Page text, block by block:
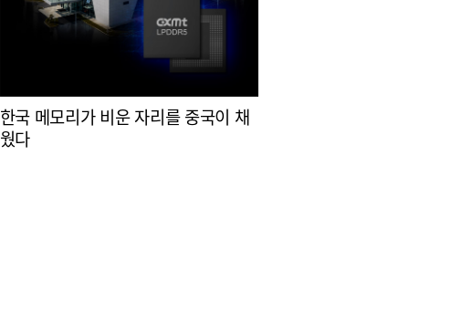
한국 메모리가 비운 자리를 중국이 채
웠다